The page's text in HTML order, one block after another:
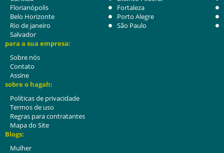
Florianópolis
Fortaleza
Belo Horizonte
Porto Alegre
Rio de janeiro
São Paulo
Salvador
para a sua empresa:
Sobre nós
Contato
Assine
sobre o hagah:
Politicas de privacidade
Termos de uso
Regras para contratantes
Mapa do Site
Blogs:
Mulher